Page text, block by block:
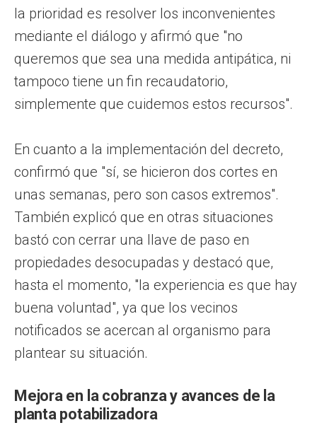
la prioridad es resolver los inconvenientes
mediante el diálogo y afirmó que "no
queremos que sea una medida antipática, ni
tampoco tiene un fin recaudatorio,
simplemente que cuidemos estos recursos".
En cuanto a la implementación del decreto,
confirmó que "sí, se hicieron dos cortes en
unas semanas, pero son casos extremos".
También explicó que en otras situaciones
bastó con cerrar una llave de paso en
propiedades desocupadas y destacó que,
hasta el momento, "la experiencia es que hay
buena voluntad", ya que los vecinos
notificados se acercan al organismo para
plantear su situación.
Mejora en la cobranza y avances de la
planta potabilizadora